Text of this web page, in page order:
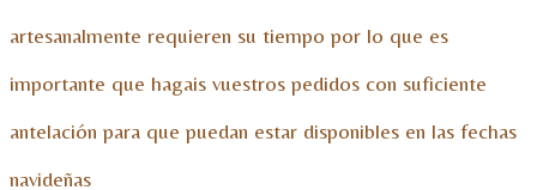
artesanalmente requieren su tiempo por lo que es
importante que hagais vuestros pedidos con suficiente
antelación para que puedan estar disponibles en las fechas
navideñas